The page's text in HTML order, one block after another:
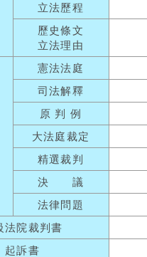
立法歷程
歷史條文
立法理由
憲法法庭
司法解釋
原 判 例
大法庭裁定
精選裁判
決 議
法律問題
法院裁判書
起訴書